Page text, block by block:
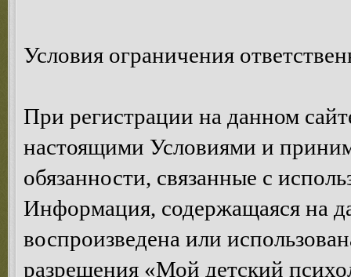
Условия ограничения
При регистрации на данном
настоящими Условиями и
обязанности, связанные с
Информация, содержащаяся на
воспроизведена или
разрешения «Мой детский